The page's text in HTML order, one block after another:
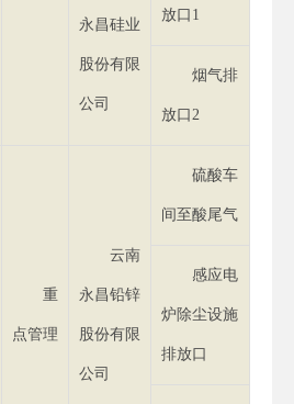
永昌硅业
股份有限
公司
放口1
烟气排
放口2
重
点管理
云南
永昌铅锌
股份有限
公司
硫酸车
间至酸尾气
感应电
炉除尘设施
排放口